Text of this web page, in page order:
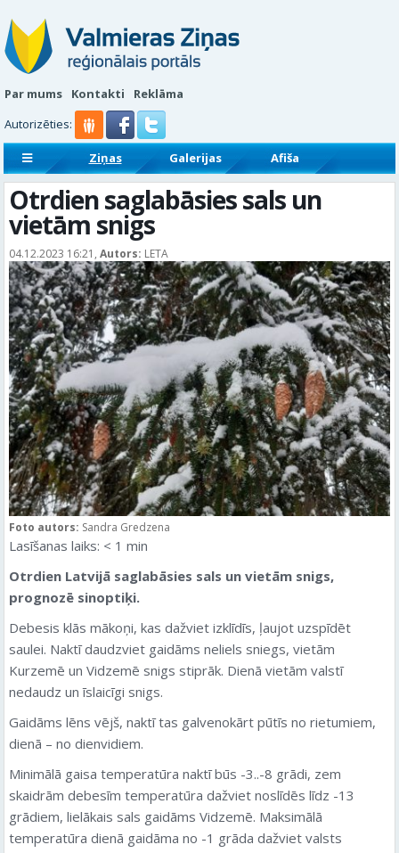
Par mums Kontakti
Reklāma
Autorizēties:
Ziņas Galerijas
Afiša
Sludinājumi
Reklāmraksti
Otrdien saglabāsies sals un
vietām snigs
04.12.2023 16:21, Autors: LETA
Foto autors: Sandra Gredzena
Lasīšanas laiks: < 1 min
Otrdien Latvijā saglabāsies sals un vietām snigs,
prognozē sinoptiķi.
Debesis klās mākoņi, kas dažviet izklīdīs, ļaujot uzspīdēt
saulei. Naktī daudzviet gaidāms neliels sniegs, vietām
Kurzemē un Vidzemē snigs stiprāk. Dienā vietām valstī
nedaudz un īslaicīgi snigs.
Gaidāms lēns vējš, naktī tas galvenokārt pūtīs no rietumiem,
dienā – no dienvidiem.
Minimālā gaisa temperatūra naktī būs -3..-8 grādi, zem
skaidrām debesīm temperatūra dažviet noslīdēs līdz -13
grādiem, lielākais sals gaidāms Vidzemē. Maksimālā
temperatūra dienā gaidāma no -1 grāda dažviet valsts